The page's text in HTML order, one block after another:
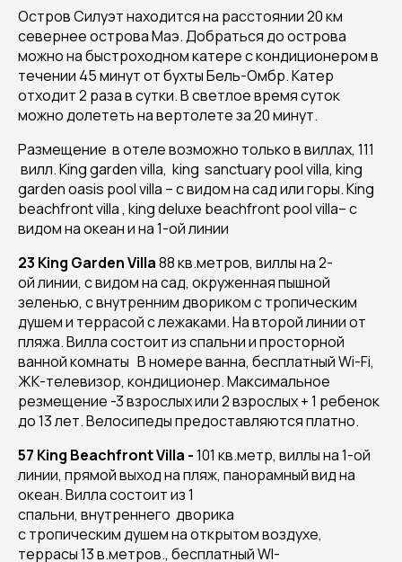
Остров Силуэт находится на расстоянии 20 км
севернее острова Маэ. Добраться до острова
можно на быстроходном катере с кондиционером в
течении 45 минут от бухты Бель-Омбр. Катер
отходит 2 раза в сутки. В светлое время суток
можно долететь на вертолете за 20 минут.
Размещение в отеле возможно только в виллах, 111
вилл. King garden villa, king sanctuary pool villa, king
garden oasis pool villa – c видом на сад или горы. King
beachfront villa , king deluxe beachfront pool villa– c
видом на океан и на 1-ой линии
23 King Garden Villa88 кв.метров, виллы на 2-
ой линии, с видом на сад, окруженная пышной
зеленью, с внутренним двориком с тропическим
душем и террасой с лежаками. На второй линии от
пляжа. Вилла состоит из спальни и просторной
ванной комнаты В номере ванна, бесплатный Wi-Fi,
ЖК-телевизор, кондиционер. Максимальное
резмещение -3 взрослых или 2 взрослых + 1 ребенок
до 13 лет. Велосипеды предоставляются платно.
57 King Beachfront Villa -101 кв.метр, виллы на 1-ой
линии, прямой выход на пляж, панорамный вид на
океан. Вилла состоит из 1
спальни, внутреннего дворика
с тропическим душем на открытом воздухе,
террасы 13 в.метров., бесплатный WI-